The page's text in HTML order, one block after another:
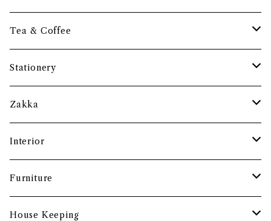
保存容器・水筒
まな板
土鍋・お鍋まわり
皿・プレート
小鉢・器
グラス・タンブラー
酒器
食卓小物
カトラリー
Tea & Coffee
コーヒーアイテム
ポット
カップ・ソーサー・マグ
茶托・銘々皿
トレイ・コースター
Stationery
ペーパーウェイト
ペントレー
ペーパーツール
文房具収納
Zakka
和ろうそく
ポーチ
Interior
バスケット
鏡・ミラー
Furniture
デスク・スツール
House Keeping